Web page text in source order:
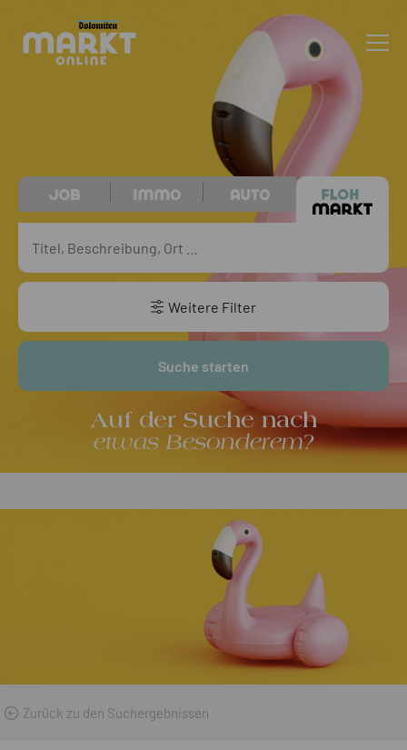
Auf der Suche nach
etwas Besonderem?
Weitere Filter
Suche starten
Zurück zu den Suchergebnissen